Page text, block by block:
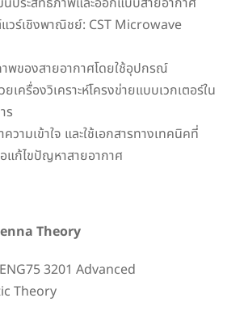
วร์เชิงพาณิชย์: CST Microwave
พของสายอากาศโดยใช้อุปกรณ์
เครื่องวิเคราะห์โครงข่ายแบบเวกเตอร์ใน
ร
วามเข้าใจ และใช้เอกสารทางเทคนิคที่
แก้ไขปัญหาสายอากาศ
Theory
ENG75 3201 Advanced
Theory